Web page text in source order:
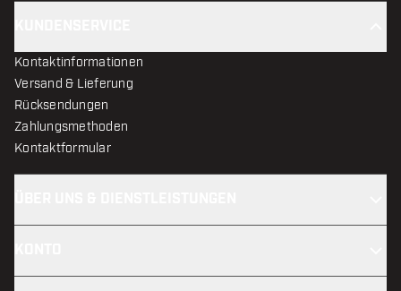
Kontaktinformationen
Versand & Lieferung
Rücksendungen
Zahlungsmethoden
Kontaktformular